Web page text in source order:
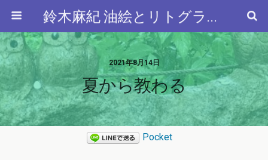
鈴木麻紀 油絵とリトグラフと…
2021年8月14日
夏から教わる
Pocket